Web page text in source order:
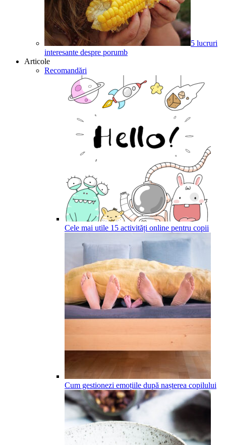
5 lucruri
interesante despre porumb
Articole
Recomandări
Cele mai utile 15 activități online pentru copii
Cum gestionezi emoțiile după nașterea copilului